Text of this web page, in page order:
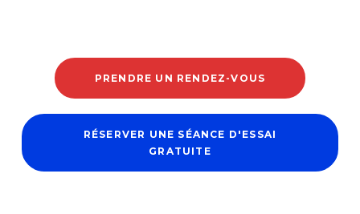
PRENDRE UN RENDEZ-VOUS
RÉSERVER UNE SÉANCE D'ESSAI
GRATUITE